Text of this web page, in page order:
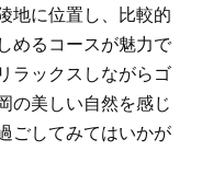
地に位置し、比較的
めるコースが魅力で
ラックスしながらゴ
の美しい自然を感じ
ごしてみてはいかが